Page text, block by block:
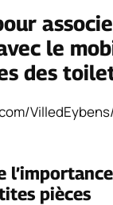
le
des
pièces